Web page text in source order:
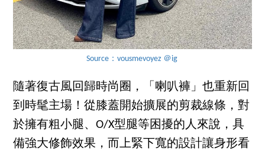
Source：vousmevoyez ＠ig
隨著復古風回歸時尚圈，「喇叭褲」也重新回
到時髦主場！從膝蓋開始擴展的剪裁線條，對
於擁有粗小腿、O/X型腿等困擾的人來說，具
備強大修飾效果，而上緊下寬的設計讓身形看